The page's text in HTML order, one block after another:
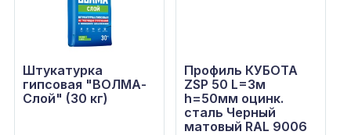
Штукатурка
гипсовая "ВОЛМА-
Слой" (30 кг)
Профиль КУБОТА
ZSP 50 L=3м
h=50мм оцинк.
сталь Черный
матовый RAL 9006